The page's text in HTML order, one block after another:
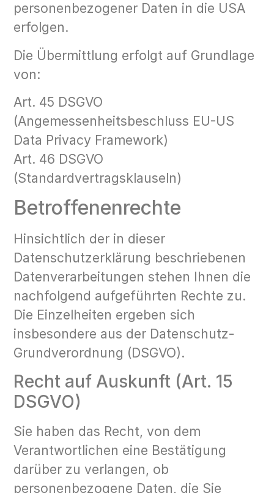
personenbezogener Daten in die USA
erfolgen.
Die Übermittlung erfolgt auf Grundlage
von:
Art. 45 DSGVO
(Angemessenheitsbeschluss EU-US
Data Privacy Framework)
Art. 46 DSGVO
(Standardvertragsklauseln)
Betroffenenrechte
Hinsichtlich der in dieser
Datenschutzerklärung beschriebenen
Datenverarbeitungen stehen Ihnen die
nachfolgend aufgeführten Rechte zu.
Die Einzelheiten ergeben sich
insbesondere aus der Datenschutz-
Grundverordnung (DSGVO).
Recht auf Auskunft (Art. 15
DSGVO)
Sie haben das Recht, von dem
Verantwortlichen eine Bestätigung
darüber zu verlangen, ob
personenbezogene Daten, die Sie